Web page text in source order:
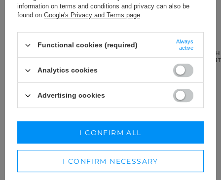
RECOMMENDED
NEW IN
SAPPHIRE –
AND MAXI
219,00 €
information on terms and conditions and privacy can also be
found on Google's Privacy and Terms page.
Functional cookies (required)
Always
active
Analytics cookies
Advertising cookies
I CONFIRM NECESSARY
I CONFIRM ALL